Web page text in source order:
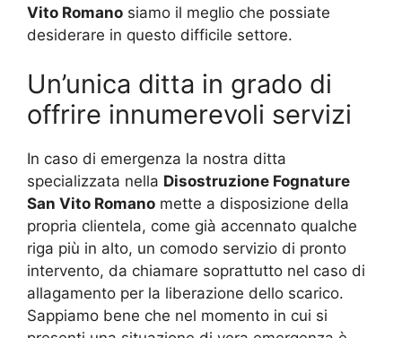
Vito Romano siamo il meglio che possiate
desiderare in questo difficile settore.
Un’unica ditta in grado di
offrire innumerevoli servizi
In caso di emergenza la nostra ditta
specializzata nella Disostruzione Fognature
San Vito Romano mette a disposizione della
propria clientela, come già accennato qualche
riga più in alto, un comodo servizio di pronto
intervento, da chiamare soprattutto nel caso di
allagamento per la liberazione dello scarico.
Sappiamo bene che nel momento in cui si